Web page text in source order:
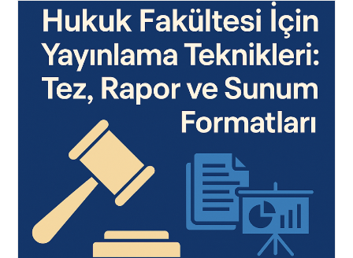
Yayınlama
Rehberi:
Ödevden
Sunuma
Akademik